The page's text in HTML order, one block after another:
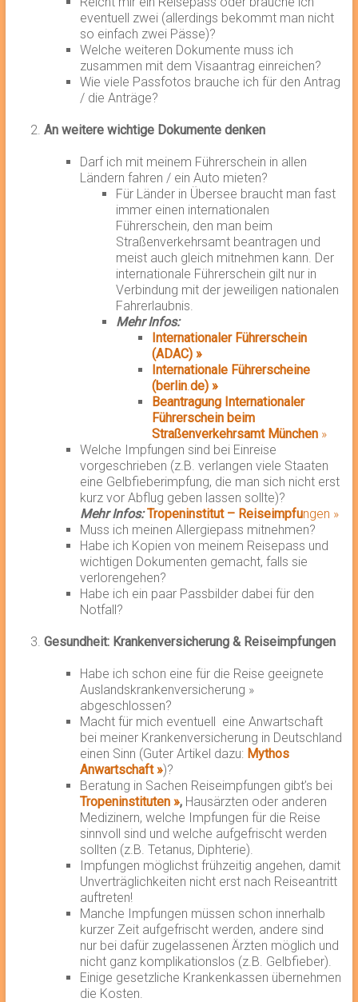
eventuell zwei (allerdings bekommt man nicht
so einfach zwei Pässe)?
Welche weiteren Dokumente muss ich
zusammen mit dem Visaantrag einreichen?
Wie viele Passfotos brauche ich für den Antrag
/ die Anträge?
An weitere wichtige Dokumente denken
Darf ich mit meinem Führerschein in allen
Ländern fahren / ein Auto mieten?
Für Länder in Übersee braucht man fast
immer einen internationalen
Führerschein, den man beim
Straßenverkehrsamt beantragen und
meist auch gleich mitnehmen kann. Der
internationale Führerschein gilt nur in
Verbindung mit der jeweiligen nationalen
Fahrerlaubnis.
Mehr Infos:
Internationaler Führerschein
(ADAC) »
Internationale Führerscheine
(berlin.de) »
Beantragung Internationaler
Führerschein beim
Straßenverkehrsamt München»
Welche Impfungen sind bei Einreise
vorgeschrieben (z.B. verlangen viele Staaten
eine Gelbfieberimpfung, die man sich nicht erst
kurz vor Abflug geben lassen sollte)?
Mehr Infos: Tropeninstitut – Reiseimpfungen »
Muss ich meinen Allergiepass mitnehmen?
Habe ich Kopien von meinem Reisepass und
wichtigen Dokumenten gemacht, falls sie
verlorengehen?
Habe ich ein paar Passbilder dabei für den
Notfall?
Gesundheit: Krankenversicherung & Reiseimpfungen
Habe ich schon eine für die Reise geeignete
Auslandskrankenversicherung »
abgeschlossen?
Macht für mich eventuell eine Anwartschaft
bei meiner Krankenversicherung in Deutschland
einen Sinn (Guter Artikel dazu: Mythos
Anwartschaft »)?
Beratung in Sachen Reiseimpfungen gibt’s bei
Tropeninstituten »,Hausärzten oder anderen
Medizinern, welche Impfungen für die Reise
sinnvoll sind und welche aufgefrischt werden
sollten (z.B. Tetanus, Diphterie).
Impfungen möglichst frühzeitig angehen, damit
Unverträglichkeiten nicht erst nach Reiseantritt
auftreten!
Manche Impfungen müssen schon innerhalb
kurzer Zeit aufgefrischt werden, andere sind
nur bei dafür zugelassenen Ärzten möglich und
nicht ganz komplikationslos (z.B. Gelbfieber).
Einige gesetzliche Krankenkassen übernehmen
die Kosten.